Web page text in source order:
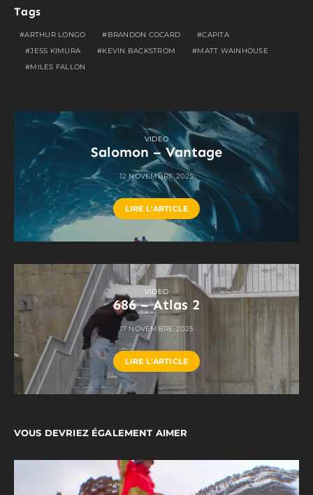
Tags
ARTHUR LONGO BRANDON COCARD
CAPITA
JESS KIMURA
KEVIN BACKSTROM
MATT WAINHOUSE
MILES FALLON
VIDEO
Salomon – Vantage
12 NOVEMBRE 2025
LIRE L'ARTICLE
VIDEO
686 – Atlas 2
17 NOVEMBRE 2025
LIRE L'ARTICLE
VOUS DEVRIEZ ÉGALEMENT AIMER